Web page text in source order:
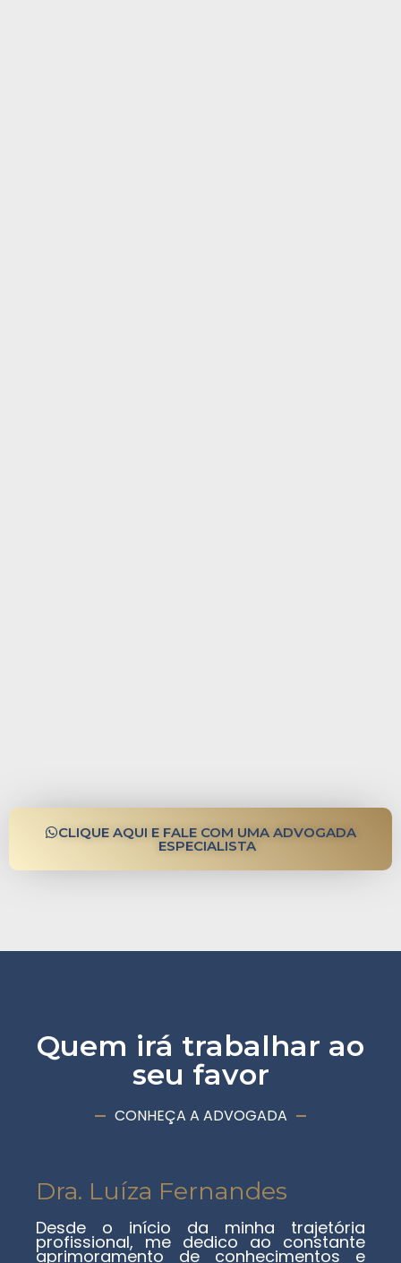
CLIQUE AQUI E FALE COM UMA ADVOGADA
ESPECIALISTA
Quem irá trabalhar ao
seu favor
CONHEÇA A ADVOGADA
Dra. Luíza Fernandes
Desde o início da minha trajetória
profissional, me dedico ao constante
aprimoramento de conhecimentos e